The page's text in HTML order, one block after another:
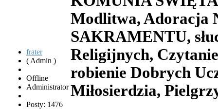
frater
( Admin )
Offline
Administrator
Posty: 1476
Modlitwa, Adoracja
SAKRAMENTU,
Religijnych,
robienie Dobrych
Miłosierdzia,